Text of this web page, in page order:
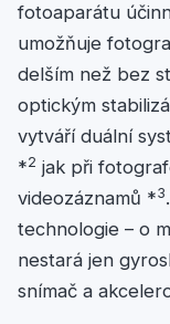
fotoaparátu
umožňuje
delším než bez
optickým
vytváří duální
*2 jak při
videozáznamů *3
technologie – o
nestará jen
snímač a